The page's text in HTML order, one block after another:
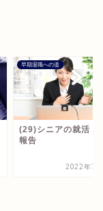
早期退職への道
(29)シニアの就活
報告
2022年7